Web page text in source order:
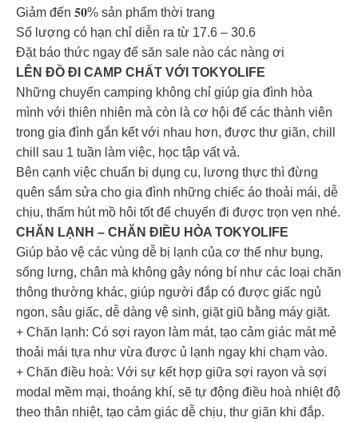
Giảm đến 𝟓𝟎% sản phẩm thời trang
Số lượng có hạn chỉ diễn ra từ 17.6 – 30.6
Đặt báo thức ngay để săn sale nào các nàng ơi
LÊN ĐỒ ĐI CAMP CHẤT VỚI TOKYOLIFE
Những chuyến camping không chỉ giúp gia đình hòa
mình với thiên nhiên mà còn là cơ hội để các thành viên
trong gia đình gắn kết với nhau hơn, được thư giãn, chill
chill sau 1 tuần làm việc, học tập vất vả.
Bên cạnh việc chuẩn bị dụng cụ, lương thực thì đừng
quên sắm sửa cho gia đình những chiếc áo thoải mái, dễ
chịu, thấm hút mồ hôi tốt để chuyến đi được trọn vẹn nhé.
CHĂN LẠNH – CHĂN ĐIỀU HÒA TOKYOLIFE
Giúp bảo vệ các vùng dễ bị lạnh của cơ thể như bụng,
sống lưng, chân mà không gây nóng bí như các loại chăn
thông thường khác, giúp người đắp có được giấc ngủ
ngon, sâu giấc, dễ dàng vệ sinh, giặt giũ bằng máy giặt.
+ Chăn lạnh: Có sợi rayon làm mát, tạo cảm giác mát mẻ
thoải mái tựa như vừa được ủ lạnh ngay khi chạm vào.
+ Chăn điều hoà: Với sự kết hợp giữa sợi rayon và sợi
modal mềm mại, thoáng khí, sẽ tự động điều hoà nhiệt độ
theo thân nhiệt, tạo cảm giác dễ chịu, thư giãn khi đắp.